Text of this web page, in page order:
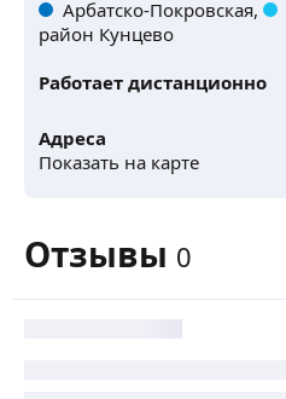
Арбатско-Покровская,
район Кунцево
Работает дистанционно
Адреса
Показать на карте
Отзывы 0